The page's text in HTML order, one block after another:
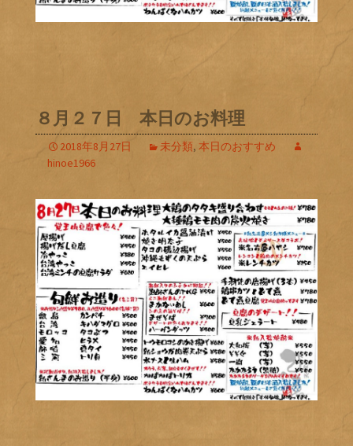
８月２７日 本日のお料理
2018年8月27日 未分類, 本日のおすすめ
hinoe1966